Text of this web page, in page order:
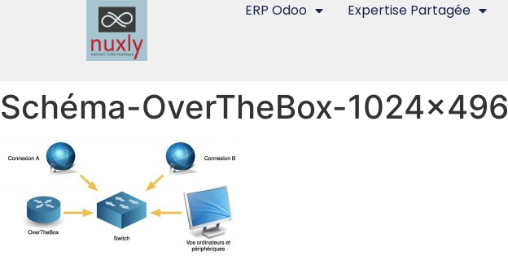
ERP Odoo Expertise Partagée
Schéma-OverTheBox-1024×496